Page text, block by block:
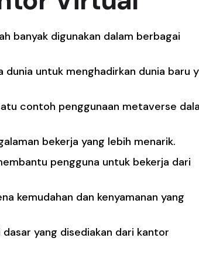
banyak digunakan dalam berbagai
untuk menghadirkan dunia baru
contoh penggunaan metaverse
bekerja yang lebih menarik.
pengguna untuk bekerja dari
kemudahan dan kenyamanan yang
yang disediakan dari kantor